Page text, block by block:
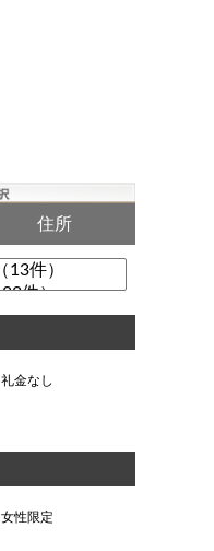
住所
礼金なし
女性限定